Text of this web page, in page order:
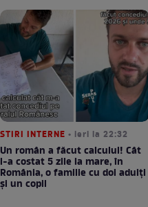
STIRI INTERNE • ieri la 22:32
Un român a făcut calculul! Cât
l-a costat 5 zile la mare, în
România, o familie cu doi adulți
și un copil